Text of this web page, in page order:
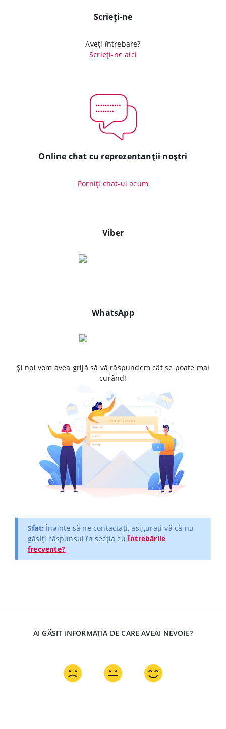
Scrieți-ne
Aveți întrebare?
Scrieți-ne aici
Online chat cu reprezentanții noștri
Porniți chat-ul acum
Viber
WhatsApp
Și noi vom avea grijă să vă răspundem cât se poate mai
curând!
Sfat: Înainte să ne contactați, asigurați-vă că nu
găsiți răspunsul în secția cuÎntrebările
frecvente?
AI GĂSIT INFORMAȚIA DE CARE AVEAI NEVOIE?